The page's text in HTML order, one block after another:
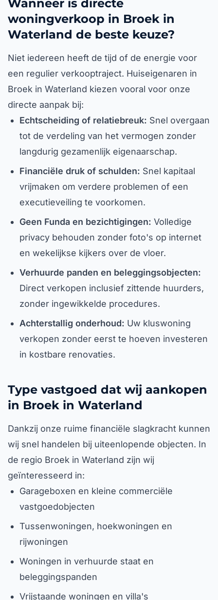
Wanneer is directe
woningverkoop in Broek in
Waterland de beste keuze?
Niet iedereen heeft de tijd of de energie voor
een regulier verkooptraject. Huiseigenaren in
Broek in Waterland kiezen vooral voor onze
directe aanpak bij:
Echtscheiding of relatiebreuk: Snel overgaan
tot de verdeling van het vermogen zonder
langdurig gezamenlijk eigenaarschap.
Financiële druk of schulden: Snel kapitaal
vrijmaken om verdere problemen of een
executieveiling te voorkomen.
Geen Funda en bezichtigingen: Volledige
privacy behouden zonder foto's op internet
en wekelijkse kijkers over de vloer.
Verhuurde panden en beleggingsobjecten:
Direct verkopen inclusief zittende huurders,
zonder ingewikkelde procedures.
Achterstallig onderhoud: Uw kluswoning
verkopen zonder eerst te hoeven investeren
in kostbare renovaties.
Type vastgoed dat wij aankopen
in Broek in Waterland
Dankzij onze ruime financiële slagkracht kunnen
wij snel handelen bij uiteenlopende objecten. In
de regio Broek in Waterland zijn wij
geïnteresseerd in:
Garageboxen en kleine commerciële
vastgoedobjecten
Tussenwoningen, hoekwoningen en
rijwoningen
Woningen in verhuurde staat en
beleggingspanden
Vrijstaande woningen en villa's